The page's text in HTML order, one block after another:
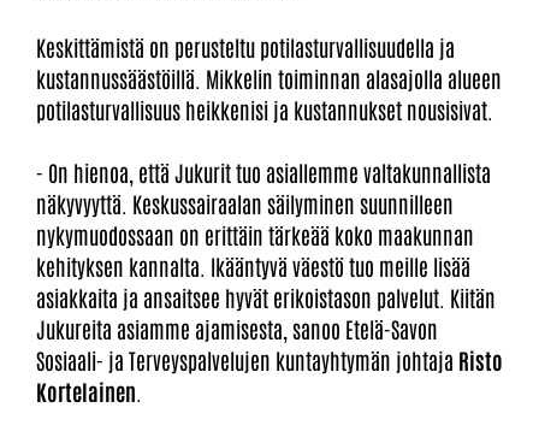
Keskittämistä on perusteltu potilasturvallisuudella ja
kustannussäästöillä. Mikkelin toiminnan alasajolla alueen
potilasturvallisuus heikkenisi ja kustannukset nousisivat.
- On hienoa, että Jukurit tuo asiallemme valtakunnallista
näkyvyyttä. Keskussairaalan säilyminen suunnilleen
nykymuodossaan on erittäin tärkeää koko maakunnan
kehityksen kannalta. Ikääntyvä väestö tuo meille lisää
asiakkaita ja ansaitsee hyvät erikoistason palvelut. Kiitän
Jukureita asiamme ajamisesta, sanoo Etelä-Savon
Sosiaali- ja Terveyspalvelujen kuntayhtymän johtaja Risto
Kortelainen